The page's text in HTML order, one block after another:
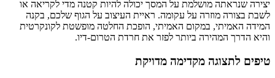
יצירה שנראתה מושלמת על המסך יכולה להיות קטנה מדי לקריאה או
לשבת בצורה מוזרה על עקומה. ראיית העיצוב על הגוף שלכם, בקנה
המידה האמיתי, במקום האמיתי, הופכת החלטה מופשטת לקונקרטית
והיא הדרך המהירה ביותר לפזר את חרדת הטרום-דיו.
טיפים לתצוגה מקדימה מדויקת